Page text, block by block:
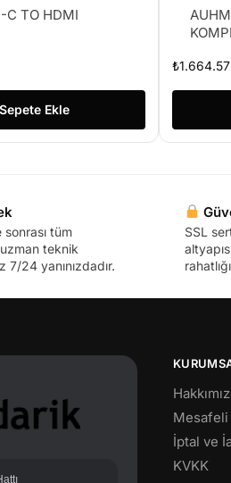
C TO HDMI
Sepete Ekle
₺1.664.57
sonrası tüm
uzman teknik
24 yanınızdadır.
SSL
Mesafeli
İptal ve
KVKK